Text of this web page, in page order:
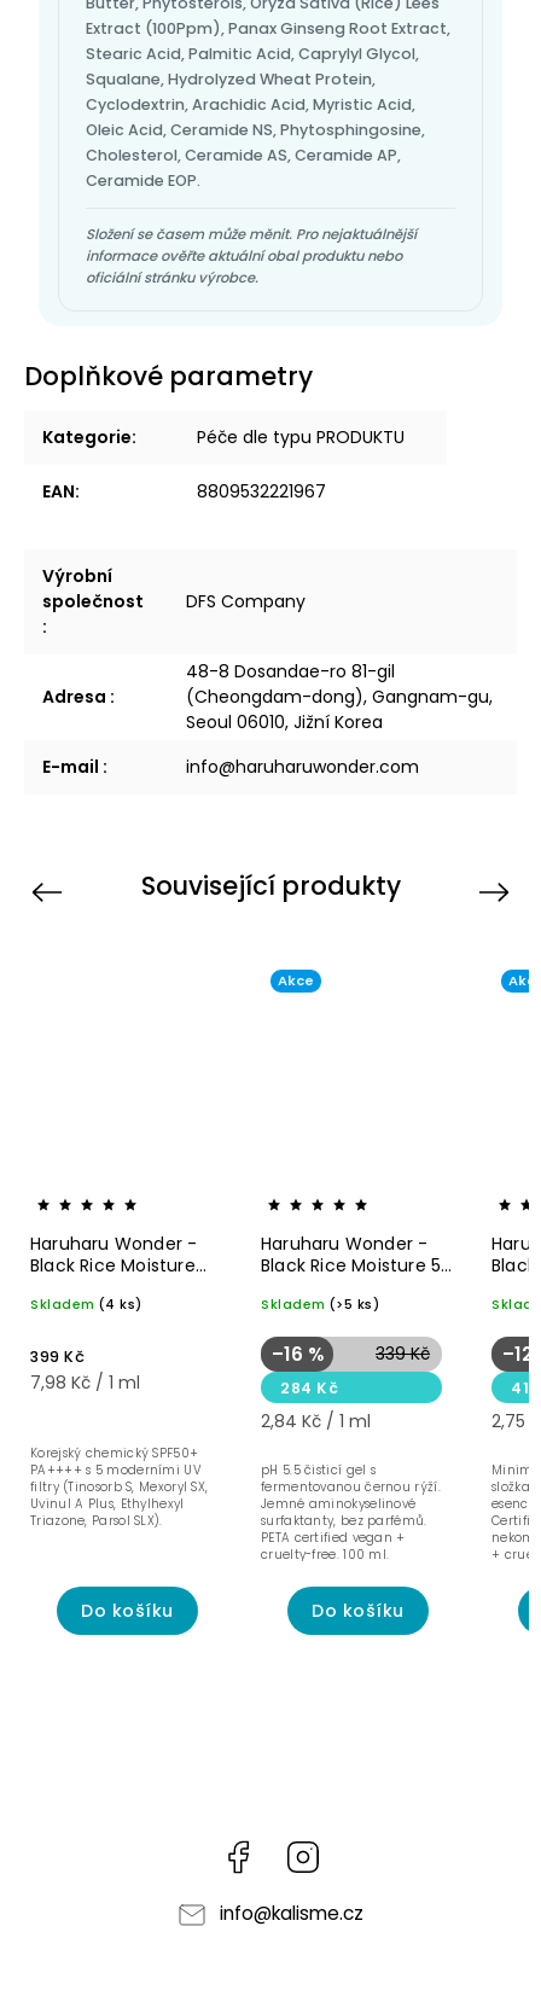
Extract (100Ppm), Panax Ginseng Root Extract,
Stearic Acid, Palmitic Acid, Caprylyl Glycol,
Squalane, Hydrolyzed Wheat Protein,
Cyclodextrin, Arachidic Acid, Myristic Acid,
Oleic Acid, Ceramide NS, Phytosphingosine,
Cholesterol, Ceramide AS, Ceramide AP,
Ceramide EOP.
Složení se časem může měnit. Pro nejaktuálnější
informace ověřte aktuální obal produktu nebo
oficiální stránku výrobce.
Doplňkové parametry
Kategorie: Péče dle typu PRODUKTU
EAN: 8809532221967
Výrobní
společnost
:
DFS Company
Adresa :
48-8 Dosandae-ro 81-gil
(Cheongdam-dong), Gangnam-gu,
Seoul 06010, Jižní Korea
E-mail : info@haruharuwonder.com
Související produkty
Previous
Haruharu Wonder -
Black Rice Moisture
SPF50+ (50 ml)
Skladem (4 ks)
399 Kč
7,98 Kč / 1 ml
Do košíku
Korejský chemický SPF50+
PA++++ s 5 moderními UV
filtry (Tinosorb S, Mexoryl SX,
Uvinul A Plus, Ethylhexyl
Triazone, Parsol SLX).
Akce
Haruharu Wonder -
Black Rice Moisture 5.5
100ml
Skladem (>5 ks)
339 Kč
–16 %
284 Kč
2,84 Kč / 1 ml
Do košíku
pH 5.5 čisticí gel s
fermentovanou černou rýží.
Jemné aminokyselinové
surfaktanty, bez parfémů.
PETA certified vegan +
cruelty-free. 100 ml.
150
–12
2,75
+
Next
Facebook
info@kalisme.cz